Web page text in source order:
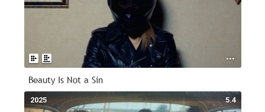
Beauty Is Not a Sin
5.4
2025